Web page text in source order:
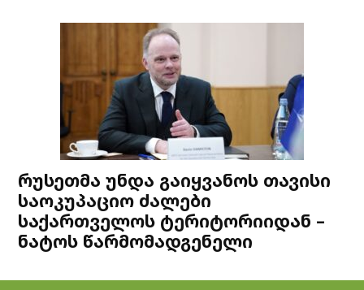
რუსეთმა უნდა გაიყვანოს თავისი
საოკუპაციო ძალები
საქართველოს ტერიტორიიდან –
ნატოს წარმომადგენელი